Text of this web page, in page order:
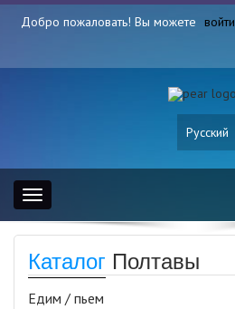
Добро пожаловать! Вы можете войти
Русский
Toggle
navigation
Каталог Полтавы
Едим / пьем